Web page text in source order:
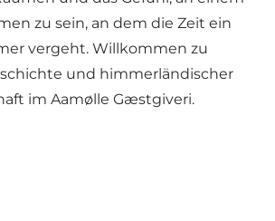
zu sein, an dem die Zeit ein
vergeht. Willkommen zu
und himmerländischer
im Aamølle Gæstgiveri.